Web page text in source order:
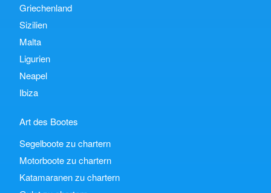
Griechenland
Sizilien
Malta
Ligurien
Neapel
Ibiza
Art des Bootes
Segelboote zu chartern
Motorboote zu chartern
Katamaranen zu chartern